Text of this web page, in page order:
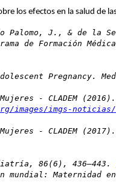
los efectos en la salud de
J., & de la
de Formación
Pregnancy.
- CLADEM
images/imgs-noticias/
- CLADEM
86(6), 436–443.
mundial: